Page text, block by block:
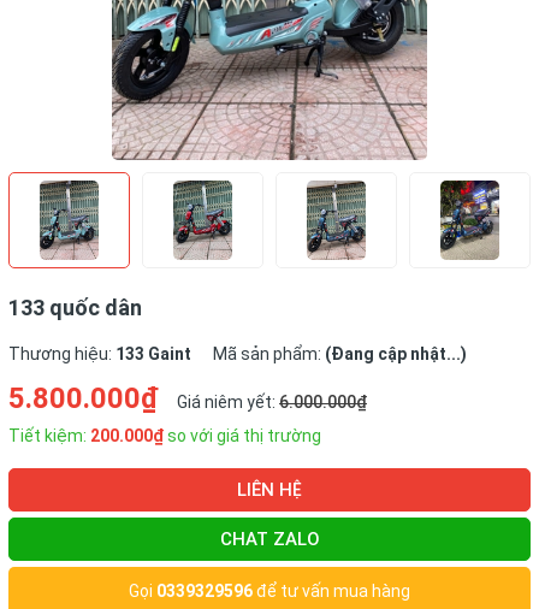
133 quốc dân
Thương hiệu: 133 Gaint Mã sản phẩm: (Đang cập nhật...)
5.800.000₫ Giá niêm yết: 6.000.000₫
Tiết kiệm: 200.000₫so với giá thị trường
LIÊN HỆ
CHAT ZALO
Gọi 0339329596để tư vấn mua hàng